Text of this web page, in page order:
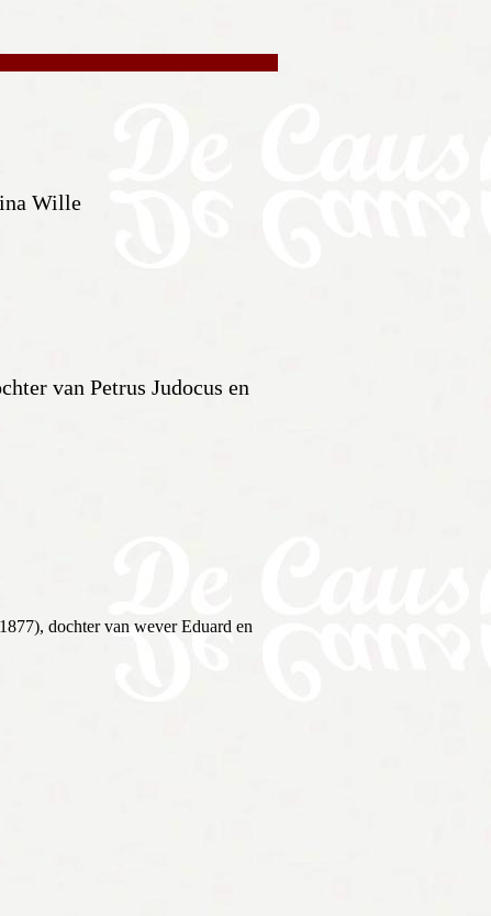
Wille
van Petrus Judocus en
dochter van wever Eduard en